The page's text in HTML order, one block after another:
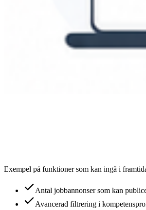
Exempel på funktioner som kan ingå i
Antal jobbannonser som kan
Avancerad filtrering i